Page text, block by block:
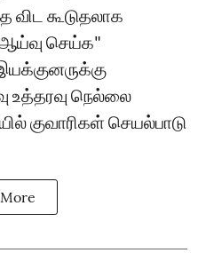
கூடுதலாக
ஆய்வு செய்க"
உத்தரவு நெல்லை
குவாரிகள் செயல்பாடு